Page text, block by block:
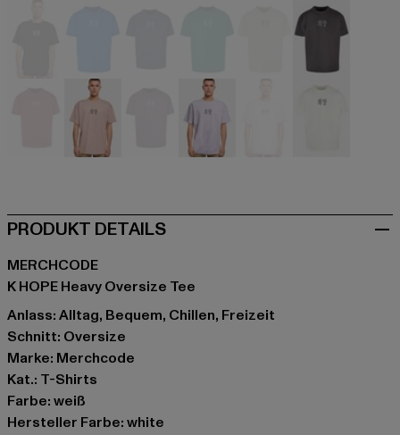
schwarzblau grün grau
PRODUKT DETAILS
MERCHCODE
K HOPE Heavy Oversize Tee
Anlass: Alltag, Bequem, Chillen, Freizeit
Schnitt: Oversize
Marke: Merchcode
Kat.: T-Shirts
Farbe: weiß
Hersteller Farbe: white